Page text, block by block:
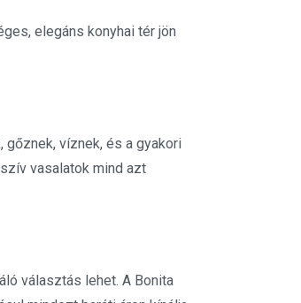
elegáns konyhai tér jön
gőznek, víznek, és a gyakori
vasalatok mind azt
választás lehet. A Bonita